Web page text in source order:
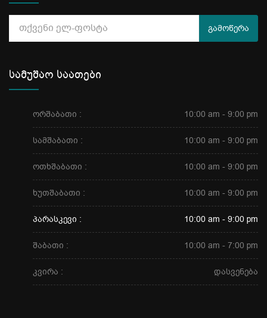
გამოწერა
სამუშაო საათები
ორშაბათი : 10:00 am - 9:00 pm
სამშაბათი : 10:00 am - 9:00 pm
ოთხშაბათი : 10:00 am - 9:00 pm
ხუთშაბათი : 10:00 am - 9:00 pm
პარასკევი : 10:00 am - 9:00 pm
შაბათი : 10:00 am - 7:00 pm
კვირა : დასვენება